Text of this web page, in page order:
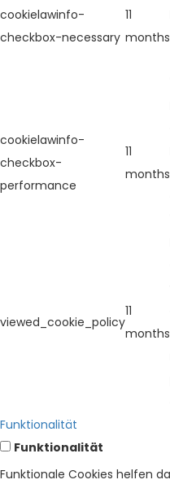
cookielawinfo-
checkbox-necessary
11
months
cookielawinfo-
checkbox-
performance
11
months
viewed_cookie_policy
11
months
Funktionalität
Funktionalität
Funktionale Cookies helfen